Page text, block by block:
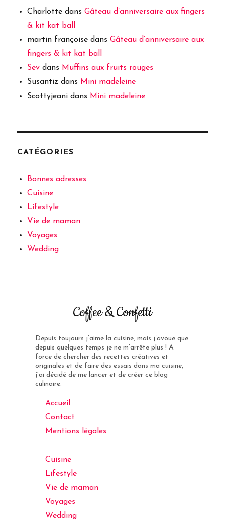
Charlotte dansGâteau d’anniversaire aux fingers
& kit kat ball
martin françoise dansGâteau d’anniversaire aux
fingers & kit kat ball
Sev dans Muffins aux fruits rouges
Susantiz dans Mini madeleine
Scottyjeani dans Mini madeleine
CATÉGORIES
Bonnes adresses
Cuisine
Lifestyle
Vie de maman
Voyages
Wedding
Coffee & Confetti
Depuis toujours j’aime la cuisine, mais j’avoue que
depuis quelques temps je ne m’arrête plus ! A
force de chercher des recettes créatives et
originales et de faire des essais dans ma cuisine,
j’ai décidé de me lancer et de créer ce blog
culinaire.
Accueil
Contact
Mentions légales
Cuisine
Lifestyle
Vie de maman
Voyages
Wedding